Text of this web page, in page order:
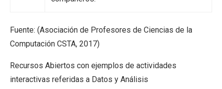
Fuente: (Asociación de Profesores de Ciencias de la
Computación CSTA, 2017)
Recursos Abiertos con ejemplos de actividades
interactivas referidas a Datos y Análisis